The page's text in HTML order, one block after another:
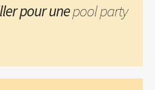
pour unepool party